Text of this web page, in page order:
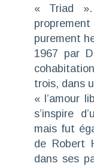
« Triad
purement
1967 par
trois, dans
« l’amour
s’inspire
mais fut
de Robert
dans ses